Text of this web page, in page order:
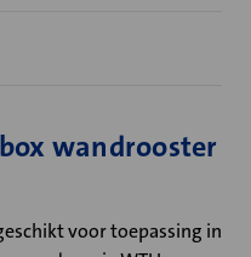
wandrooster
voor toepassing in